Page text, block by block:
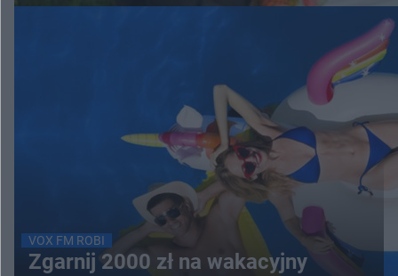
VOX FM ROBI
Zgarnij 2000 zł na wakacyjny